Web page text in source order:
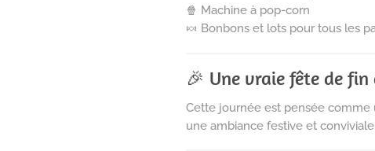
🍿 Machine à pop-corn
🍬 Bonbons et lots pour tous les
🎉 Une vraie fête de fin
Cette journée est pensée comme
une ambiance festive et conviviale.